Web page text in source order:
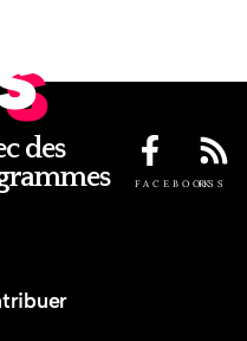
des
FACEBOOKRSS